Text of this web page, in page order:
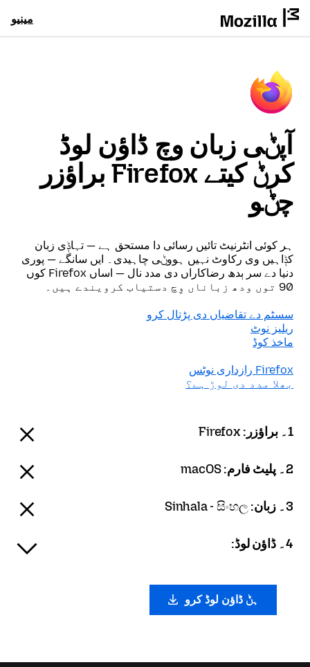
مینیو
آپݨی زبان وچ ڈاؤن لوڈ
کرݨ کیتے Firefox براؤزر
چݨو
ہر کوئی انٹرنیٹ تائیں رسائی دا مستحق ہے — تہاݙی زبان
کݙاہیں وی رکاوٹ نہیں ہووݨی چاہیدی۔ ایں سانگے — پوری
دنیا دے سر ٻدھ رضاکاراں دی مدد نال — اساں Firefox کوں
90 توں ودھ زباناں وِچ دستیاب کرویندے ہیں۔
سسٹم دے تقاضیاں دی پڑتال کرو
ریلیز نوٹ
ماخذ کوڈ
Firefox رازداری نوٹس
بھلا مدد دی لوڑ ہے؟
1۔ براؤزر: Firefox
2۔ پلیٹ فارم: macOS
3۔ زبان: Sinhala - සිංහල
4۔ ڈاؤن لوڈ:
ہݨ ڈاؤن لوڈ کرو